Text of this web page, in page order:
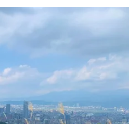
覆蓋，牆面則由石頭與土埆堆
廳則有一面夯土牆，斑駁樸實。
層地修復屋頂。​早期茶山的運輸
石頭屋是黃家女兒的嫁妝，聽說